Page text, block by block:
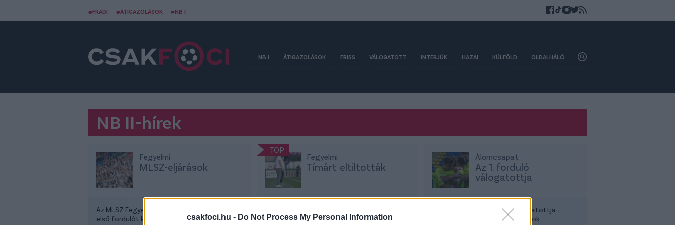
csakfoci.hu - Do Not Process My Personal Information
#FRADI #ÁTIGAZOLÁSOK #NB I
NB I ÁTIGAZOLÁSOK FRISS VÁLOGATOTT INTERJÚK HAZAI KÜLFÖLD OLDALHÁLÓ
NB II-hírek
Fegyelmi
MLSZ-eljárások
Az MLSZ Fegyelmi Bizottsága (FEB) már az
első fordulót követően munkához látott:
TOP
Fegyelmi
Tímárt eltiltották
Krisztiánról döntött az MLSZ fegyelmi
Álomcsapat
Az 1. forduló
válogatottja
Itt az NB II 1. fordulójának válogatottja -
összegyűjtöttük, mely játékosok